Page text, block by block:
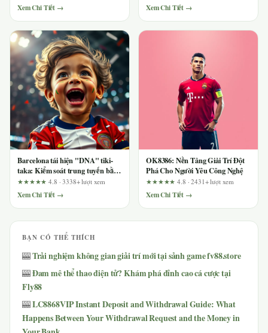
Xem Chi Tiết → Xem Chi Tiết →
Barcelona tái hiện "DNA" tiki-
taka: Kiểm soát trung tuyến bằng
nhịp chuyền ngắn
★★★★★4.8 · 3338+ lượt xem
Xem Chi Tiết →
OK8386: Nền Tảng Giải Trí Đột
Phá Cho Người Yêu Công Nghệ
★★★★★4.8 · 2431+ lượt xem
Xem Chi Tiết →
BẠN CÓ THỂ THÍCH
🎰Trải nghiệm không gian giải trí mới tại sảnh game fv88.store
🎰Đam mê thể thao điện tử? Khám phá đỉnh cao cá cược tại
Fly88
🎰LC8868VIP Instant Deposit and Withdrawal Guide: What
Happens Between Your Withdrawal Request and the Money in